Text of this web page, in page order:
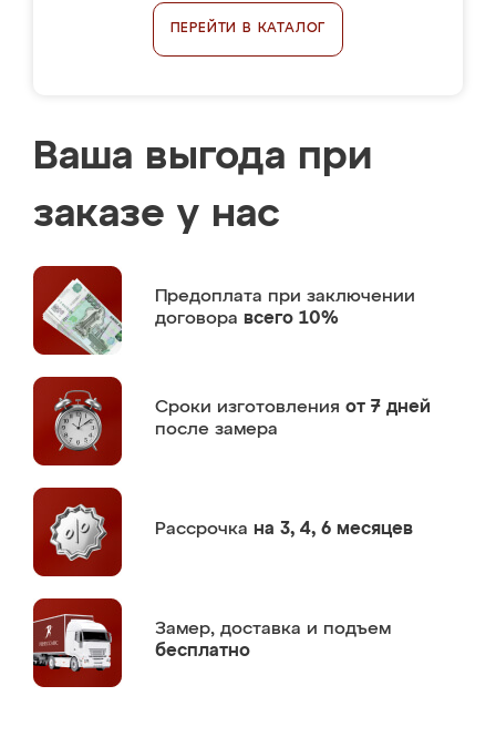
ПЕРЕЙТИ В КАТАЛОГ
Ваша выгода при
заказе у нас
Предоплата при заключении
договора всего 10%
Сроки изготовления от 7 дней
после замера
Рассрочка на 3, 4, 6 месяцев
Замер, доставка и подъем
бесплатно